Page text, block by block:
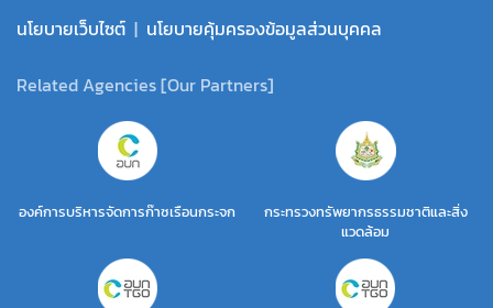
นโยบายเว็บไซต์ | นโยบายคุ้มครองข้อมูลส่วนบุคคล
Related Agencies [Our Partners]
องค์การบริหารจัดการก๊าซเรือนกระจก
กระทรวงทรัพยากรธรรมชาติและสิ่ง
แวดล้อม